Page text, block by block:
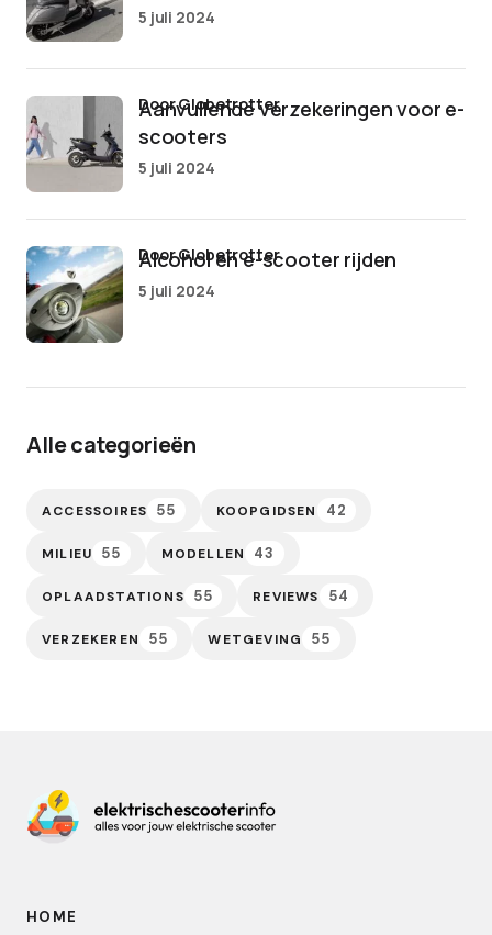
5 juli 2024
Aanvullende verzekeringen voor e-
scooters
door Globetrotter
5 juli 2024
Alcohol en e-scooter rijden
door Globetrotter
5 juli 2024
Alle categorieën
ACCESSOIRES 55 KOOPGIDSEN 42
MILIEU 55 MODELLEN 43
OPLAADSTATIONS 55 REVIEWS 54
VERZEKEREN 55 WETGEVING 55
HOME